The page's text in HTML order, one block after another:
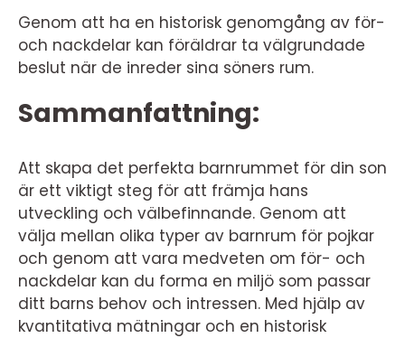
Genom att ha en historisk genomgång av för-
och nackdelar kan föräldrar ta välgrundade
beslut när de inreder sina söners rum.
Sammanfattning:
Att skapa det perfekta barnrummet för din son
är ett viktigt steg för att främja hans
utveckling och välbefinnande. Genom att
välja mellan olika typer av barnrum för pojkar
och genom att vara medveten om för- och
nackdelar kan du forma en miljö som passar
ditt barns behov och intressen. Med hjälp av
kvantitativa mätningar och en historisk